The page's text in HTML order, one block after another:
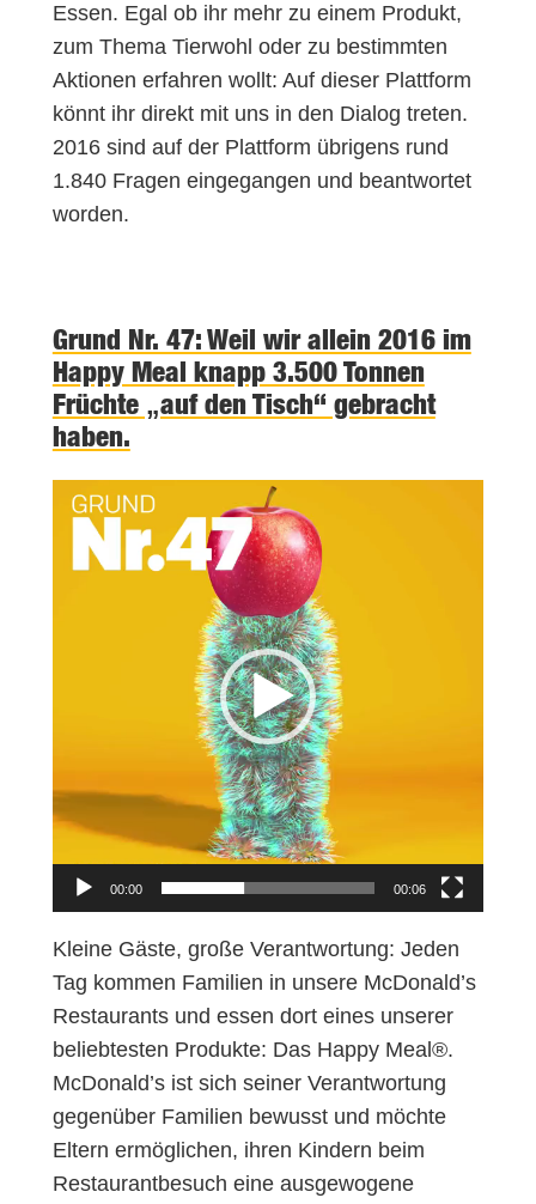
Essen. Egal ob ihr mehr zu einem Produkt,
zum Thema Tierwohl oder zu bestimmten
Aktionen erfahren wollt: Auf dieser Plattform
könnt ihr direkt mit uns in den Dialog treten.
2016 sind auf der Plattform übrigens rund
1.840 Fragen eingegangen und beantwortet
worden.
Grund Nr. 47: Weil wir allein 2016 im
Happy Meal knapp 3.500 Tonnen
Früchte „auf den Tisch“ gebracht
haben.
y
e
r
00:00 00:06
Kleine Gäste, große Verantwortung: Jeden
Tag kommen Familien in unsere McDonald’s
Restaurants und essen dort eines unserer
beliebtesten Produkte: Das Happy Meal®.
McDonald’s ist sich seiner Verantwortung
gegenüber Familien bewusst und möchte
Eltern ermöglichen, ihren Kindern beim
Restaurantbesuch eine ausgewogene